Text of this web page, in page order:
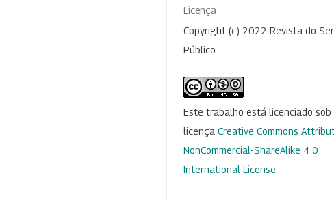
Licença
Copyright (c) 2022 Revista do
Público
Este trabalho está licenciado sob
licença Creative Commons
NonCommercial-ShareAlike 4.0
International License